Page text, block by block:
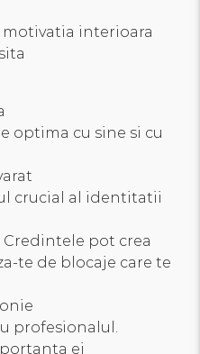
interioara
optima cu sine si cu
crucial al identitatii
pot crea
te de blocaje care te
profesionalul.
ei